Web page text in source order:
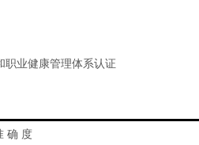
职业健康管理体系认证
确 度